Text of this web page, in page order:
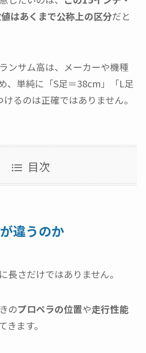
はあくまで公称上の区分だと
ンサム高は、メーカーや機種
、単純に「S足＝38cm」「L足
るのは正確ではありません。
目次
違うのか
長さだけではありません。
のプロペラの位置や走行性能
きます。